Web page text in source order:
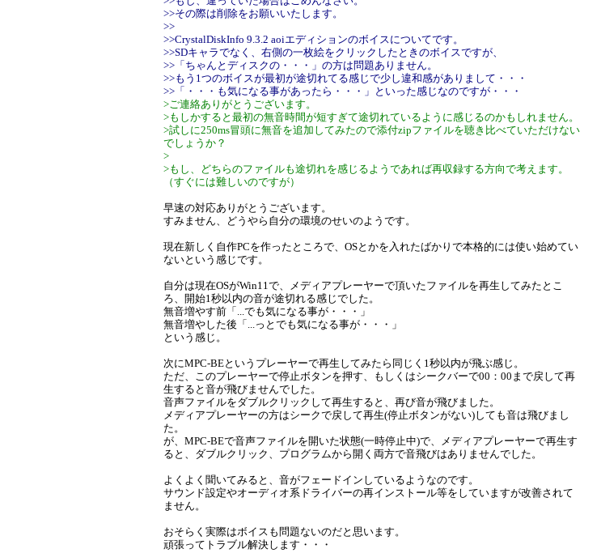
>>その際は削除をお願いいたします。
>>
>>CrystalDiskInfo 9.3.2 aoiエディションのボイスについてです。
>>SDキャラでなく、右側の一枚絵をクリックしたときのボイスですが、
>>「ちゃんとディスクの・・・」の方は問題ありません。
>>もう1つのボイスが最初が途切れてる感じで少し違和感がありまして・・・
>>「・・・も気になる事があったら・・・」といった感じなのですが・・・
>ご連絡ありがとうございます。
>もしかすると最初の無音時間が短すぎて途切れているように感じるのかもしれません。
>試しに250ms冒頭に無音を追加してみたので添付zipファイルを聴き比べていただけない
でしょうか？
>
>もし、どちらのファイルも途切れを感じるようであれば再収録する方向で考えます。
（すぐには難しいのですが）
早速の対応ありがとうございます。
すみません、どうやら自分の環境のせいのようです。
現在新しく自作PCを作ったところで、OSとかを入れたばかりで本格的には使い始めてい
ないという感じです。
自分は現在OSがWin11で、メディアプレーヤーで頂いたファイルを再生してみたとこ
ろ、開始1秒以内の音が途切れる感じでした。
無音増やす前「...でも気になる事が・・・」
無音増やした後「...っとでも気になる事が・・・」
という感じ。
次にMPC-BEというプレーヤーで再生してみたら同じく1秒以内が飛ぶ感じ。
ただ、このプレーヤーで停止ボタンを押す、もしくはシークバーで00：00まで戻して再
生すると音が飛びませんでした。
音声ファイルをダブルクリックして再生すると、再び音が飛びました。
メディアプレーヤーの方はシークで戻して再生(停止ボタンがない)しても音は飛びまし
た。
が、MPC-BEで音声ファイルを開いた状態(一時停止中)で、メディアプレーヤーで再生す
ると、ダブルクリック、プログラムから開く両方で音飛びはありませんでした。
よくよく聞いてみると、音がフェードインしているようなのです。
サウンド設定やオーディオ系ドライバーの再インストール等をしていますが改善されて
ません。
おそらく実際はボイスも問題ないのだと思います。
頑張ってトラブル解決します・・・